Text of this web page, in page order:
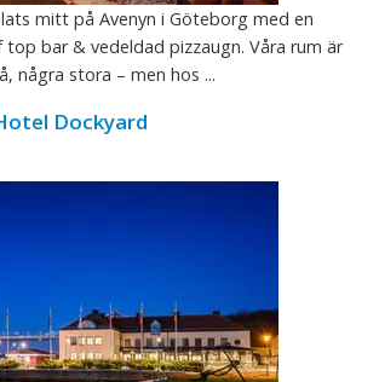
mitt på Avenyn i Göteborg med en
bar & vedeldad pizzaugn. Våra rum är
några stora – men hos ...
Dockyard